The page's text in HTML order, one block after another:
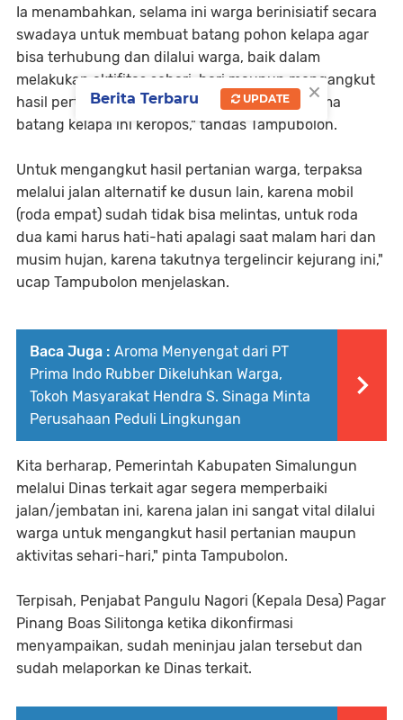
Ia menambahkan, selama ini warga berinisiatif secara
swadaya untuk membuat batang pohon kelapa agar
bisa terhubung dan dilalui warga, baik dalam
melakukan aktifitas sehari-hari maupun mengangkut
hasil pertanian warga, tetapi karena sudah lama
batang kelapa ini keropos," tandas Tampubolon.
Untuk mengangkut hasil pertanian warga, terpaksa
melalui jalan alternatif ke dusun lain, karena mobil
(roda empat) sudah tidak bisa melintas, untuk roda
dua kami harus hati-hati apalagi saat malam hari dan
musim hujan, karena takutnya tergelincir kejurang ini,"
ucap Tampubolon menjelaskan.
Baca Juga : Aroma Menyengat dari PT
Prima Indo Rubber Dikeluhkan Warga,
Tokoh Masyarakat Hendra S. Sinaga Minta
Perusahaan Peduli Lingkungan
Kita berharap, Pemerintah Kabupaten Simalungun
melalui Dinas terkait agar segera memperbaiki
jalan/jembatan ini, karena jalan ini sangat vital dilalui
warga untuk mengangkut hasil pertanian maupun
aktivitas sehari-hari," pinta Tampubolon.
Terpisah, Penjabat Pangulu Nagori (Kepala Desa) Pagar
Pinang Boas Silitonga ketika dikonfirmasi
menyampaikan, sudah meninjau jalan tersebut dan
sudah melaporkan ke Dinas terkait.
×
Berita Terbaru UPDATE